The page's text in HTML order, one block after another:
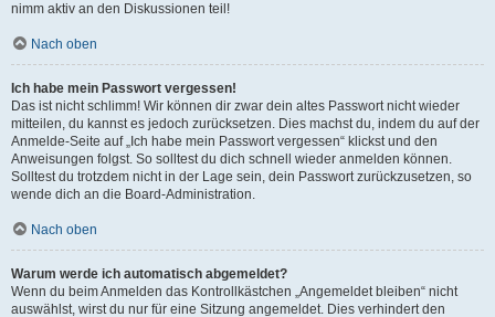
nimm aktiv an den Diskussionen teil!
Nach oben
Ich habe mein Passwort vergessen!
Das ist nicht schlimm! Wir können dir zwar dein altes Passwort nicht wieder
mitteilen, du kannst es jedoch zurücksetzen. Dies machst du, indem du auf der
Anmelde-Seite auf „Ich habe mein Passwort vergessen“ klickst und den
Anweisungen folgst. So solltest du dich schnell wieder anmelden können.
Solltest du trotzdem nicht in der Lage sein, dein Passwort zurückzusetzen, so
wende dich an die Board-Administration.
Nach oben
Warum werde ich automatisch abgemeldet?
Wenn du beim Anmelden das Kontrollkästchen „Angemeldet bleiben“ nicht
auswählst, wirst du nur für eine Sitzung angemeldet. Dies verhindert den